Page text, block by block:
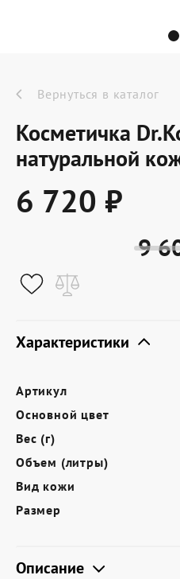
Dr.Koffer Outlet
Новинки
Акции
О компании
Условия доставки
Где купить
Партнерам
Контакты
Программа
Политика
Вернуться в каталог
Косметичка
натуральной
6 720 ₽
9
Характеристики
Артикул
Основной цвет
Вес (г)
Объем (литры)
Вид кожи
Размер
Описание